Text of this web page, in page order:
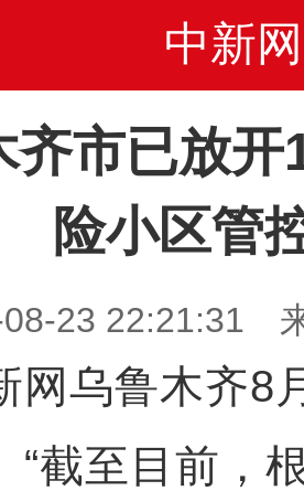
中新网
齐市已放开
险小区管
23 22:21:31
乌鲁木齐8
“截至目前，